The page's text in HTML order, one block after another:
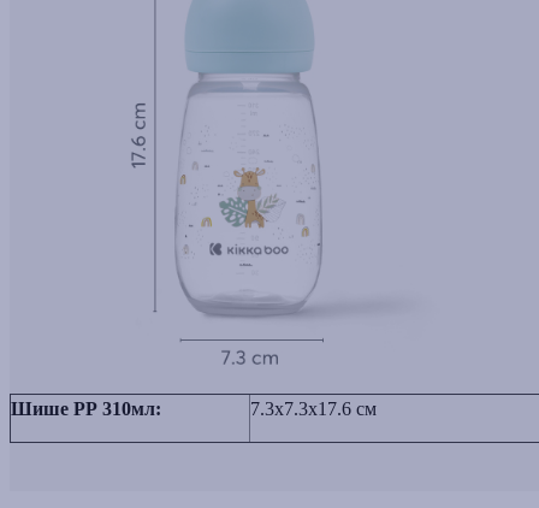
Шише РР 310мл: 7.3x7.3x17.6 см